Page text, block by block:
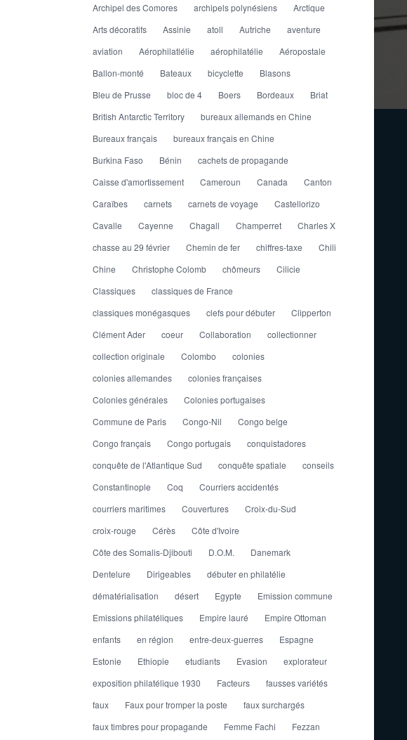
Archipel des Comores
archipels polynésiens
Arctique
Arts décoratifs
Assinie atoll Autriche
aventure
aviation
Aérophilatlélie aérophilatélie
Aéropostale
Ballon-monté
Bateaux bicyclette
Blasons
Bleu de Prusse
bloc de 4 Boers Bordeaux
Briat
British Antarctic Territory
bureaux allemands en Chine
Bureaux français
bureaux français en Chine
Burkina Faso
Bénin
cachets de propagande
Caisse d'amortissement
Cameroun Canada
Canton
Caraïbes
carnets carnets de voyage
Castellorizo
Cavalle
Cayenne Chagall Champerret
Charles X
chasse au 29 février
Chemin de fer chiffres-taxe
Chili
Chine
Christophe Colomb chômeurs
Cilicie
Classiques
classiques de France
classiques monégasques
clefs pour débuter
Clipperton
Clément Ader
coeur Collaboration
collectionner
collection originale
Colombo
colonies
colonies allemandes
colonies françaises
Colonies générales
Colonies portugaises
Commune de Paris
Congo-Nil
Congo belge
Congo français
Congo portugais
conquistadores
conquête de l'Atlantique Sud
conquête spatiale
conseils
Constantinople
Coq
Courriers accidentés
courriers maritimes
Couvertures
Croix-du-Sud
croix-rouge
Cérès
Côte d'Ivoire
Côte des Somalis-Djibouti
D.O.M.
Danemark
Dentelure
Dirigeables
débuter en philatélie
dématérialisation
désert Egypte
Emission commune
Emissions philatéliques
Empire lauré
Empire Ottoman
enfants
en région entre-deux-guerres
Espagne
Estonie
Ethiopie etudiants Evasion
explorateur
exposition philatélique 1930
Facteurs
fausses variétés
faux
Faux pour tromper la poste
faux surchargés
faux timbres pour propagande
Femme Fachi
Fezzan